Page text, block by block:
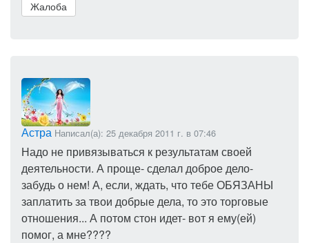
Жалоба
Астра Написал(а): 25 декабря 2011 г. в 07:46
Надо не привязываться к результатам своей
деятельности. А проще- сделал доброе дело-
забудь о нем! А, если, ждать, что тебе ОБЯЗАНЫ
заплатить за твои добрые дела, то это торговые
отношения... А потом стон идет- вот я ему(ей)
помог, а мне????